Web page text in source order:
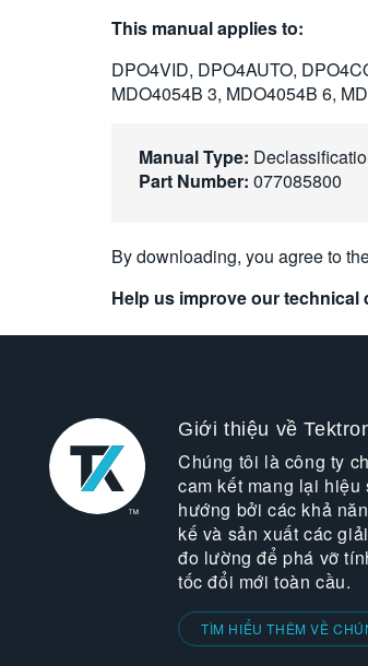
This manual applies to:
DPO4VID, DPO4AUTO,
MDO4054B 3, MDO4054B 6,
Manual Type:
Part Number: 077085800
By downloading, you agree to
Help us improve our
Giới thiệu về
Chúng tôi là công ty
cam kết mang lại hiệu
hướng bởi các khả
kế và sản xuất các
đo lường để phá vỡ
tốc đổi mới toàn cầu.
TÌM HIỂU THÊM VỀ